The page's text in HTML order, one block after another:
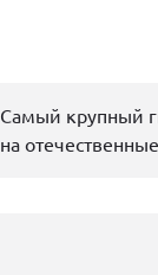
Самый крупный
на